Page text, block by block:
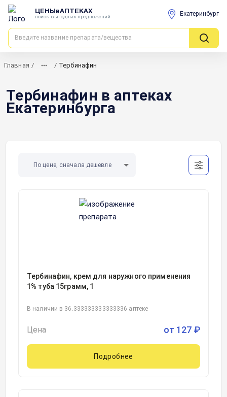
ЦЕНЫвАПТЕКАХ
поиск выгодных предложений Екатеринбург
Главная / / Тербинафин
Тербинафин в аптеках
Екатеринбурга
По цене, сначала дешевле
Тербинафин, крем для наружного применения
1% туба 15грамм, 1
В наличии в 36.333333333333336 аптеке
Цена от 127 ₽
Подробнее